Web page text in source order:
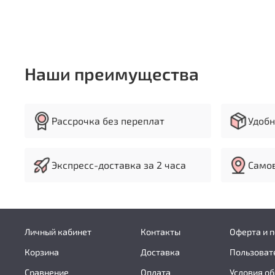
Наши преимущества
Рассрочка без переплат
Экспресс-доставка за 2 часа
Личный кабинет
Корзина
Сравнение
Контакты
Доставка
Оплата
Оферта и
Условия